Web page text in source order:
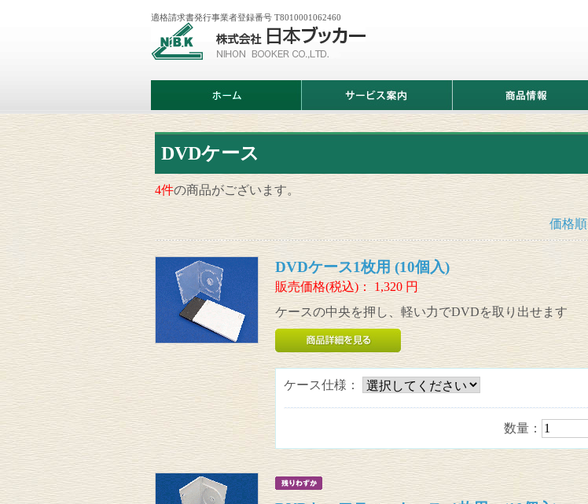
会
日
ッ
カ
ー
適格請求書発行事業者登録番号 T8010001062460
ム
ビ
ス
案
情
報
DVDケース
4件の商品がございます。
価格順
DVDケース1枚用 (10個入)
販売価格(税込)： 1,320円
ケースの中央を押し、軽い力でDVDを取り出せます
ケース仕様：
数量：